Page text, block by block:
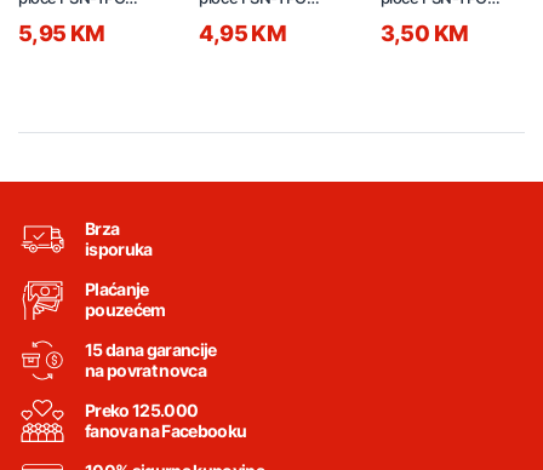
665101
5,95 KM
665084
4,95 KM
665081
3,50 KM
Brza
isporuka
Plaćanje
pouzećem
15 dana garancije
na povrat novca
Preko 125.000
fanova na Facebooku